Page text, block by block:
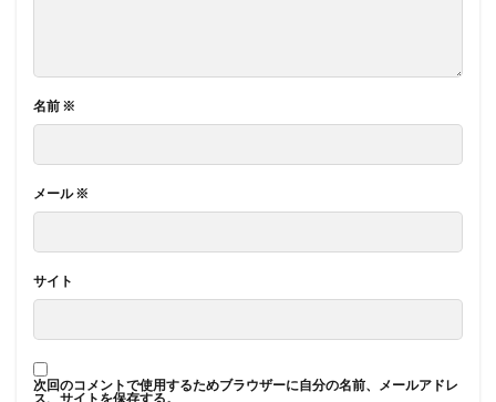
名前 ※
メール※
サイト
次回のコメントで使用するためブラウザーに自分の名前、メールアドレ
ス、サイトを保存する。